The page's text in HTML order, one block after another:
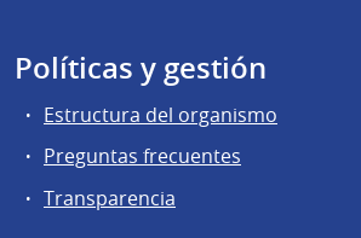
Políticas y gestión
Estructura del organismo
Preguntas frecuentes
Transparencia